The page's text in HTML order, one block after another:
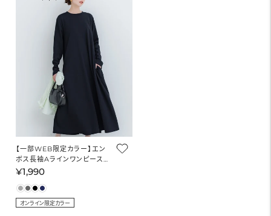
【一部WEB限定カラー】エン
ボス長袖Aラインワンピース
レディース メール便不可
通
常
価
¥1,990
オンライン限定カラー